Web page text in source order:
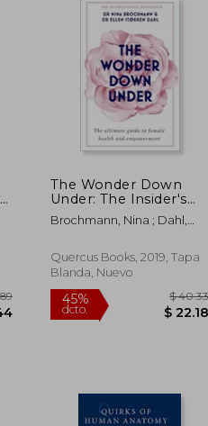
$ 57.09
$ 34.25
45%
dcto.
The Wonder Down
Under: The Insider's
Guide to the Anatomy,
Biology, and Reality of
Brochmann, Nina ; Dahl,
Quercus Books, 2019, Tapa
Blanda, Nuevo